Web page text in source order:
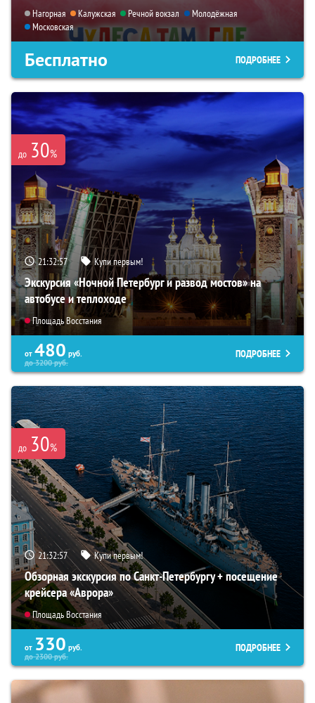
Нагорная Калужская Речной вокзал
Молодёжная
Московская
Бесплатно ПОДРОБНЕЕ
до 30%
21:32:56 Купи первым!
Экскурсия «Ночной Петербург и развод мостов» на
автобусе и теплоходе
Площадь Восстания
от 480 руб.
до3200руб.
ПОДРОБНЕЕ
до 30%
21:32:56 Купи первым!
Обзорная экскурсия по Санкт-Петербургу + посещение
крейсера «Аврора»
Площадь Восстания
от 330 руб.
до2300руб.
ПОДРОБНЕЕ